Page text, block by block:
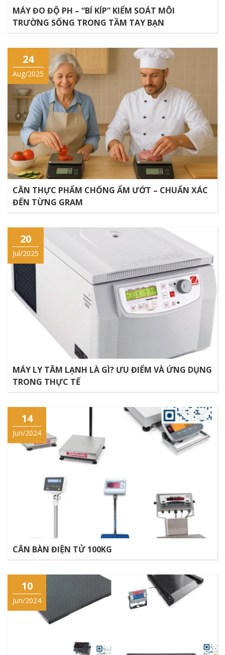
MÁY ĐO ĐỘ PH – “BÍ KÍP” KIỂM SOÁT MÔI
TRƯỜNG SỐNG TRONG TẦM TAY BẠN
24
Aug/2025
CÂN THỰC PHẨM CHỐNG ẨM ƯỚT – CHUẨN XÁC
ĐẾN TỪNG GRAM
20
Jul/2025
MÁY LY TÂM LẠNH LÀ GÌ? ƯU ĐIỂM VÀ ỨNG DỤNG
TRONG THỰC TẾ
14
Jun/2024
CÂN BÀN ĐIỆN TỬ 100KG
10
Jun/2024